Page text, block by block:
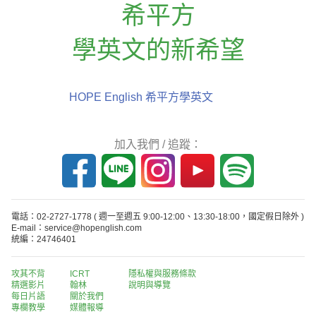
希平方
學英文的新希望
HOPE English 希平方學英文
加入我們 / 追蹤：
電話：02-2727-1778 ( 週一至週五 9:00-12:00、13:30-18:00，國定假日除外 )
E-mail：service@hopenglish.com
統編：24746401
攻其不背
精選影片
每日片語
專欄教學
ICRT
翰林
關於我們
媒體報導
隱私權與服務條款
說明與導覽